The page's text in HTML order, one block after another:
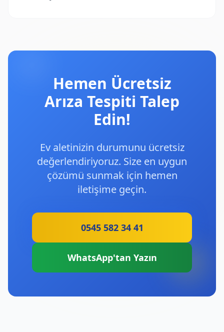
Hemen Ücretsiz
Arıza Tespiti Talep
Edin!
Ev aletinizin durumunu ücretsiz
değerlendiriyoruz. Size en uygun
çözümü sunmak için hemen
iletişime geçin.
0545 582 34 41
WhatsApp'tan Yazın